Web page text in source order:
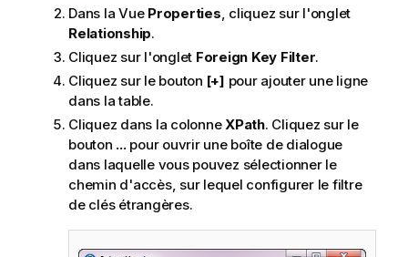
Dans la Vue Properties, cliquez sur l'onglet
Relationship.
Cliquez sur l'onglet Foreign Key Filter.
Cliquez sur le bouton [+] pour ajouter une ligne
dans la table.
Cliquez dans la colonneXPath. Cliquez sur le
bouton ...pour ouvrir une boîte de dialogue
dans laquelle vous pouvez sélectionner le
chemin d'accès, sur lequel configurer le filtre
de clés étrangères.